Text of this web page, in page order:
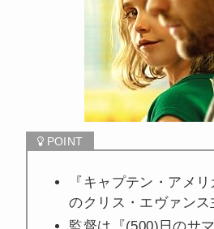
『キャプテン・アメ
のクリス・エヴァンス